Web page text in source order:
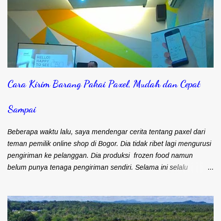
Cara Kirim Barang Pakai Paxel, Mudah dan Cepat
Sampai
Beberapa waktu lalu, saya mendengar cerita tentang paxel dari
teman pemilik online shop di Bogor. Dia tidak ribet lagi mengurusi
pengiriman ke pelanggan. Dia produksi frozen food namun
belum punya tenaga pengiriman sendiri. Selama ini selalu
Djohari Zein, CEO Paxel Indonesia Teman saya sebenarnya lebih
suka menggunakan kurir. Pengiriman cepat sampai ke